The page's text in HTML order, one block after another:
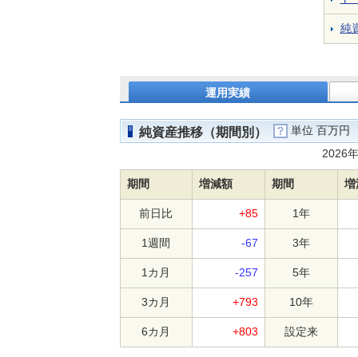
純
運用実績
純資産推移（期間別）
単位 百万円
2026
期間 増減額 期間 増
前日比 +85 1年
1週間 -67 3年
1カ月 -257 5年
3カ月 +793 10年
6カ月 +803 設定来